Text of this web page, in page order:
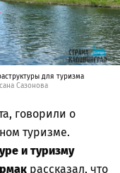
для туризма
Сазонова
говорили о
туризме.
и туризму
рассказал, что